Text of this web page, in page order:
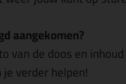
aangekomen?
van de doos en
verder helpen!